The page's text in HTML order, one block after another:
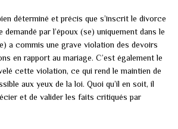
déterminé et précis que s’inscrit le divorce
par l’époux (se) uniquement dans le
a commis une grave violation des devoirs
en rapport au mariage. C’est également le
cette violation, ce qui rend le maintien de
aux yeux de la loi. Quoi qu’il en soit, il
et de valider les faits critiqués par